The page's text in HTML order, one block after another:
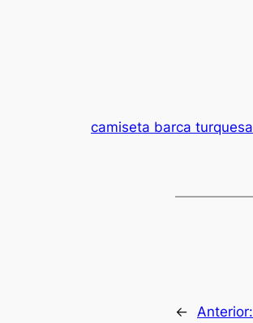
camiseta barca turquesa
← Anterior: